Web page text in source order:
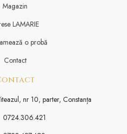
Magazin
LAMARIE
o probă
Contact
nr 10, parter, Constanța
0724.306.421